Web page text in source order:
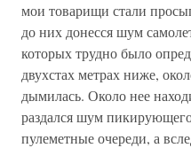
мои товарищи стали
до них донесся шум
которых трудно было
двухстах метрах ниже,
дымилась. Около нее
раздался шум
пулеметные очереди, а